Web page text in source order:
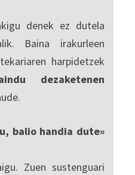
denek ez dutela
Baina irakurleen
harpidetzek
dezaketenen
balio handia dute»
Zuen sustenguari